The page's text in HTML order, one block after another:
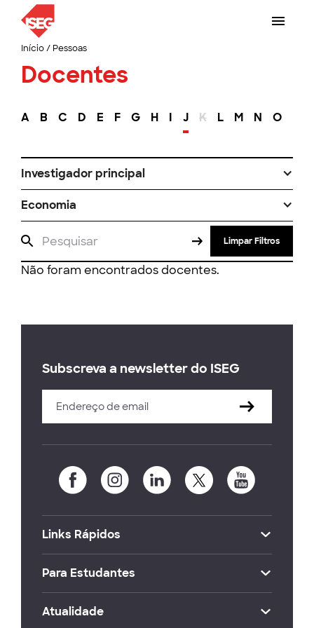
Início/ Pessoas
Docentes
A B C D E F G H I J K L M N O
Investigador principal
Economia
Limpar Filtros
Não foram encontrados docentes.
Subscreva a newsletter do ISEG
Links Rápidos
Para Estudantes
Atualidade